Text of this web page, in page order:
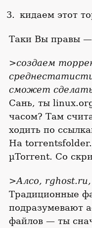
кидаем этот
Таки Вы правы
>создаем
сможет
Сань, ты
часом? Там
ходить по
На
µTorrent. Со
>Алсо,
Традиционные
подразумевают
файлов — ты